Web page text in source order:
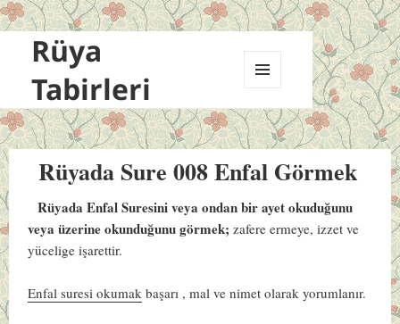
Rüya
Tabirleri
VE
BILEŞENLER
Rüyada Sure 008 Enfal Görmek
Rüyada Enfal Suresini veya ondan bir ayet okuduğunu
veya üzerine okunduğunu görmek; zafere ermeye, izzet ve
yücelige işarettir.
Enfal suresi okumak başarı , mal ve nimet olarak yorumlanır.